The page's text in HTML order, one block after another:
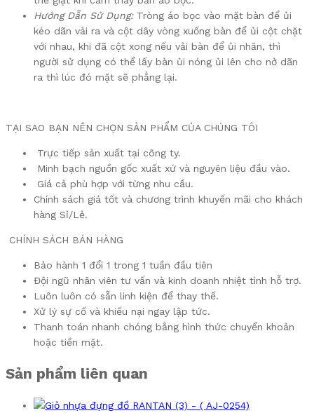
Hướng Dẫn Sử Dụng:Tròng áo bọc vào mặt bàn để ủi
kéo dãn vải ra và cột dây vòng xuống bàn để ủi cột chặt
với nhau, khi đã cột xong nếu vải bàn để ủi nhăn, thì
người sử dụng có thể lấy bàn ủi nóng ủi lên cho nở dãn
ra thì lúc đó mặt sẽ phẳng lại.
TẠI SAO BẠN NÊN CHỌN SẢN PHẨM CỦA CHÚNG TÔI
Trực tiếp sản xuất tại công ty.
Minh bạch nguồn gốc xuất xứ và nguyên liệu đầu vào.
Giá cả phù hợp với từng nhu cầu.
Chính sách giá tốt và chương trình khuyến mãi cho khách
hàng Sỉ/Lẻ.
CHÍNH SÁCH BÁN HÀNG
Bảo hành 1 đổi 1 trong 1 tuần đầu tiên
Đội ngũ nhân viên tư vấn và kinh doanh nhiệt tình hỗ trợ.
Luôn luôn có sẵn linh kiện để thay thế.
Xử lý sự cố và khiếu nại ngay lập tức.
Thanh toán nhanh chóng bằng hình thức chuyển khoản
hoặc tiền mặt.
Sản phẩm liên quan